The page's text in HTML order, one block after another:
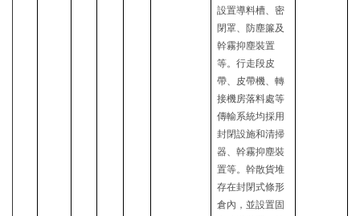
設置導料槽、密
閉罩、防塵簾及
幹霧抑塵裝置
等。行走段皮
帶、皮帶機、轉
接機房落料處等
傳輸系統均採用
封閉設施和清掃
器、幹霧抑塵裝
置等。幹散貨堆
存在封閉式條形
倉內，並設置固